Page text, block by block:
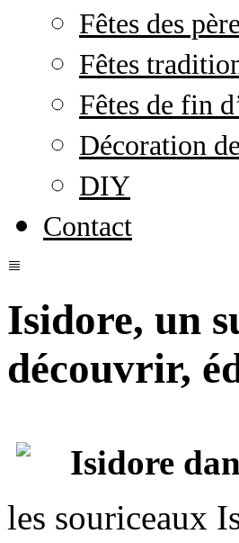
Fêtes des
Fêtes
Fêtes de fin
Décoration
DIY
Contact
Isidore, un
découvrir,
Isidore
les souriceaux